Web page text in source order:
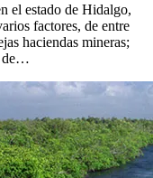
el estado de Hidalgo,
factores, de entre
haciendas mineras;
de…